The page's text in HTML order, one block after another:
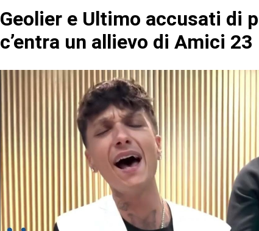
Geolier e Ultimo accusati di
c’entra un allievo di Amici 23